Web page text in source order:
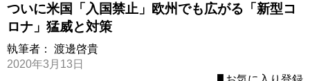
ついに米国「入国禁止」欧州でも広がる「新型コ
ロナ」猛威と対策
執筆者： 渡邊啓貴
2020年3月13日